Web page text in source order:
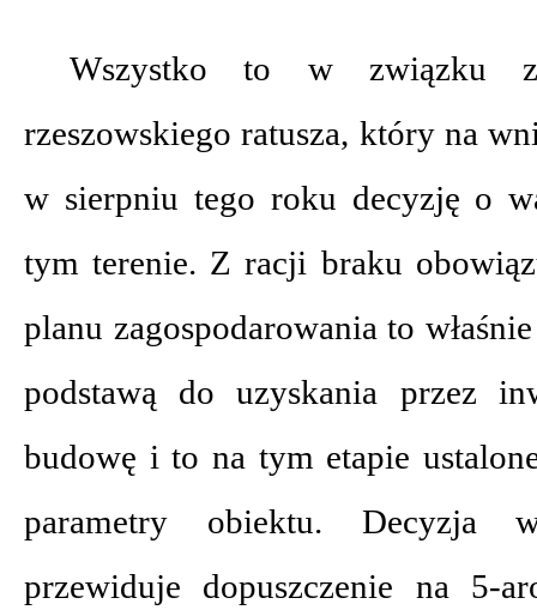
Wszystko to w związku z
rzeszowskiego ratusza, który na
w sierpniu tego roku decyzję o
tym terenie. Z racji braku
planu zagospodarowania to
podstawą do uzyskania przez
budowę i to na tym etapie
parametry obiektu. Decyzja
przewiduje dopuszczenie na 5-